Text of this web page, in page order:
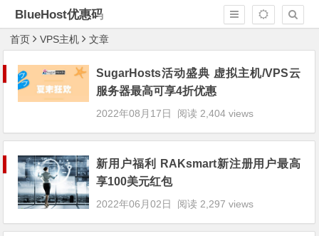
BlueHost优惠码
首页 VPS主机 文章
SugarHosts活动盛典 虚拟主机/VPS云
服务器最高可享4折优惠
2022年08月17日 阅读 2,404 views
新用户福利 RAKsmart新注册用户最高
享100美元红包
2022年06月02日 阅读 2,297 views